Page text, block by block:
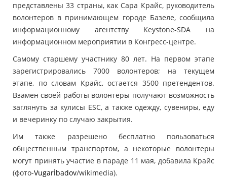
представлены 33 страны, как Сара Крайс, руководитель
волонтеров в принимающем городе Базеле, сообщила
информационному агентству Keystone-SDA на
информационном мероприятии в Конгресс-центре.
Самому старшему участнику 80 лет. На первом этапе
зарегистрировались 7000 волонтеров; на текущем
этапе, по словам Крайс, остается 3500 претендентов.
Взамен своей работы волонтеры получают возможность
заглянуть за кулисы ESC, а также одежду, сувениры, еду
и вечеринку по случаю закрытия.
Им также разрешено бесплатно пользоваться
общественным транспортом, а некоторые волонтеры
могут принять участие в параде 11 мая, добавила Крайс
(фото-Vugarİbadov/wikimedia).